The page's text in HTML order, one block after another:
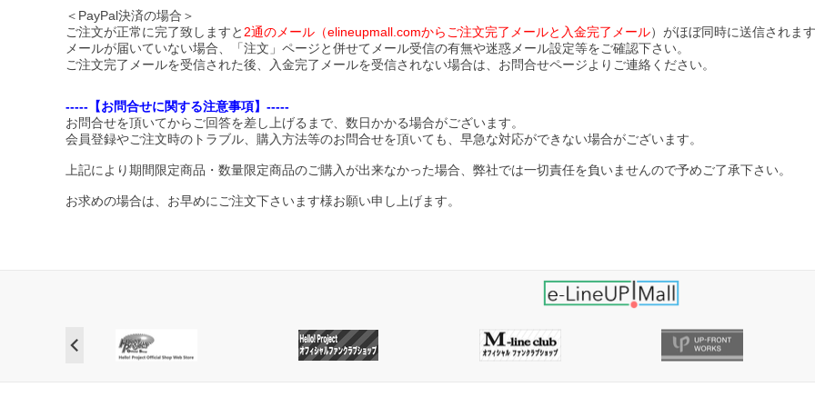
＜PayPal決済の場合＞
ご注文が正常に完了致しますと2通のメール（elineupmall.comからご注文完了メールと入金完了メール）がほぼ同時に送信されま
メールが届いていない場合、「注文」ページと併せてメール受信の有無や迷惑メール設定等をご確認下さい。
ご注文完了メールを受信された後、入金完了メールを受信されない場合は、お問合せページよりご連絡ください。
-----【お問合せに関する注意事項】-----
お問合せを頂いてからご回答を差し上げるまで、数日かかる場合がございます。
会員登録やご注文時のトラブル、購入方法等のお問合せを頂いても、早急な対応ができない場合がございます。
上記により期間限定商品・数量限定商品のご購入が出来なかった場合、弊社では一切責任を負いませんので予めご了承下さい。
お求めの場合は、お早めにご注文下さいます様お願い申し上げます。